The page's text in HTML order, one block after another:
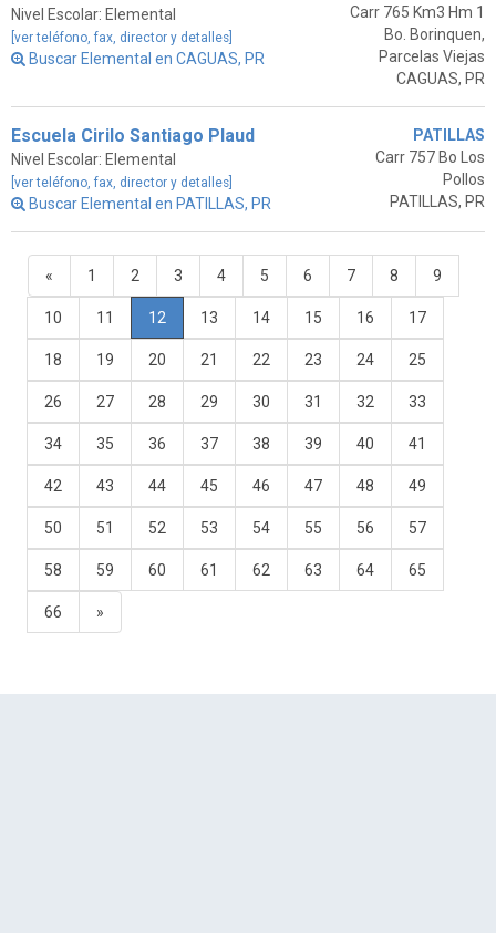
Nivel Escolar: Elemental
[ver teléfono, fax, director y detalles]
Buscar Elemental en CAGUAS, PR
Carr 765 Km3 Hm 1
Bo. Borinquen,
Parcelas Viejas
CAGUAS, PR
Escuela Cirilo Santiago Plaud
Nivel Escolar: Elemental
[ver teléfono, fax, director y detalles]
Buscar Elemental en PATILLAS, PR
PATILLAS
Carr 757 Bo Los
Pollos
PATILLAS, PR
« 1 2 3 4 5 6 7 8 9
10 11 12 13 14 15 16 17
18 19 20 21 22 23 24 25
26 27 28 29 30 31 32 33
34 35 36 37 38 39 40 41
42 43 44 45 46 47 48 49
50 51 52 53 54 55 56 57
58 59 60 61 62 63 64 65
66 »